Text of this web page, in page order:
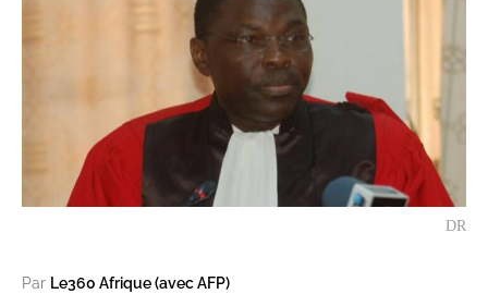
DR
Par Le360 Afrique (avec AFP)